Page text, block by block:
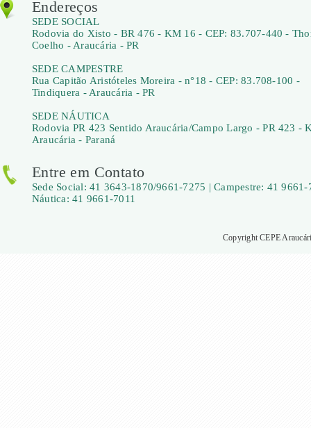
Endereços
SEDE SOCIAL
Rodovia do Xisto - BR 476 - KM 16 - CEP: 83.707-440 -
Coelho - Araucária - PR
SEDE CAMPESTRE
Rua Capitão Aristóteles Moreira - n°18 - CEP: 83.708-100 -
Tindiquera - Araucária - PR
SEDE NÁUTICA
Rodovia PR 423 Sentido Araucária/Campo Largo - PR 423 -
Araucária - Paraná
Entre em Contato
Sede Social: 41 3643-1870/9661-7275 | Campestre: 41 9661-
Náutica: 41 9661-7011
Copyright CEPE